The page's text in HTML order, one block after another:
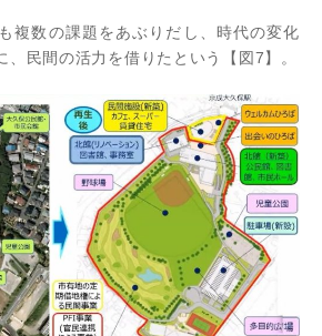
複数の課題をあぶりだし、時代の変化
、民間の活力を借りたという【図7】。